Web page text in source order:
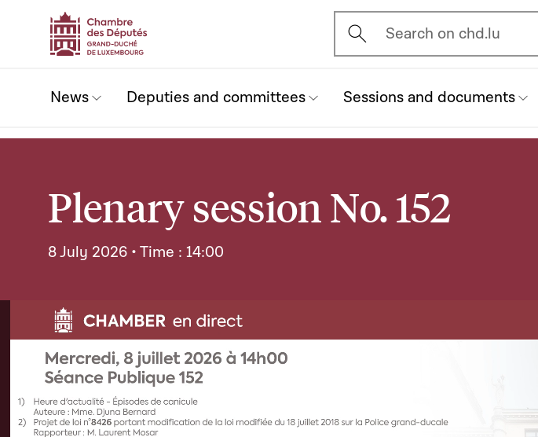
Ouvrir l'écran de recherche
Search on chd.lu
News Deputies and committees Sessions and documents
Plenary session No. 152
8 July 2026 • Time : 14:00